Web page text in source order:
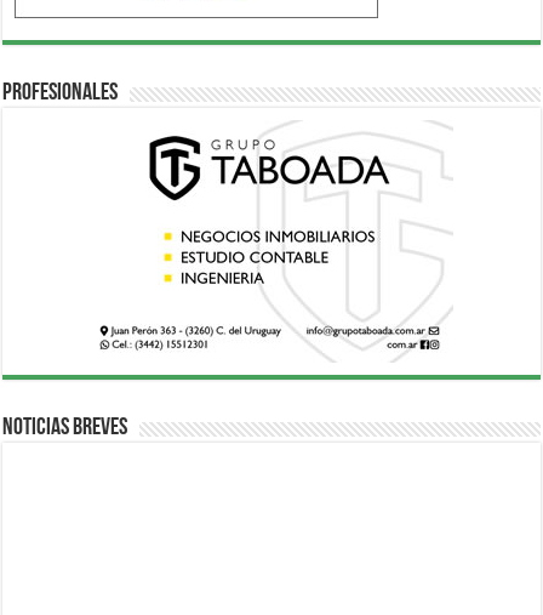
Profesionales
Noticias breves